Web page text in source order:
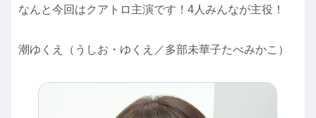
なんと今回はクアトロ主演です！4人みんなが主役！
潮ゆくえ（うしお・ゆくえ／多部未華子たべみかこ）